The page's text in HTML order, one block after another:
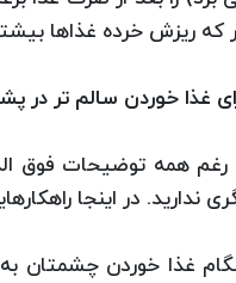
که ریزش خرده غذاها
غذا خوردن سالم تر در
رغم همه توضیحات فوق
ندارید. در اینجا
غذا خوردن چشمتان